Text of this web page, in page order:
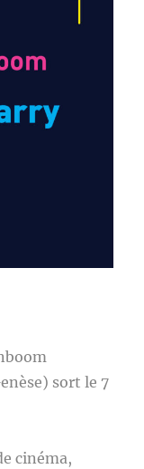
sort le 7
cinéma,